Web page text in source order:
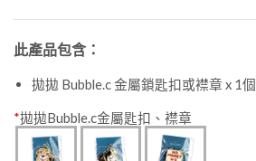
此產品包含：
拋拋 Bubble.c 金屬鎖匙扣或襟章 x 1個
*拋拋Bubble.c金屬匙扣、襟章